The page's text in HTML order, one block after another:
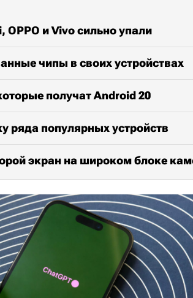
и Vivo сильно упали
чипы в своих устройствах
получат Android 20
ряда популярных устройств
экран на широком блоке